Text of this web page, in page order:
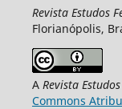
Revista Estudos
Florianópolis,
A Revista
Commons